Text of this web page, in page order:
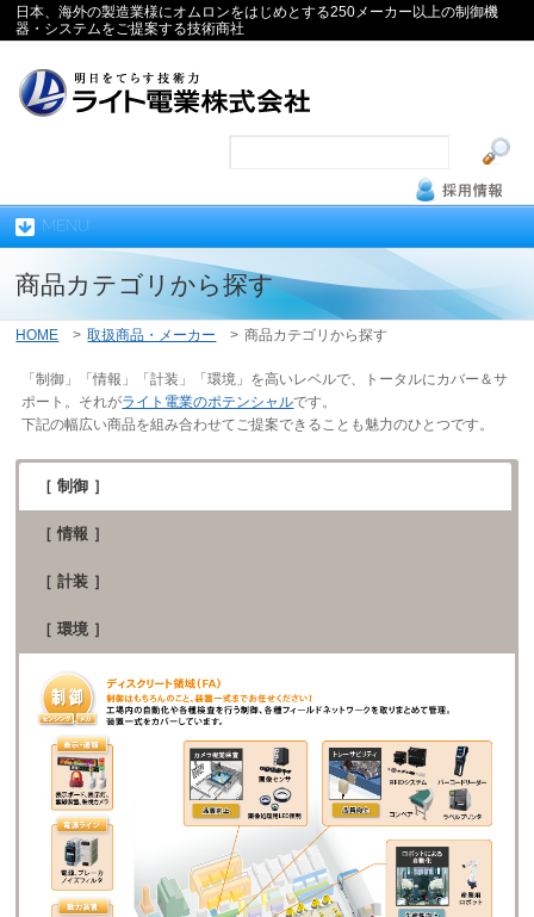
日本、海外の製造業様にオムロンをはじめとする250メーカー以上の制御機
器・システムをご提案する技術商社
MENU
商品カテゴリから探す
HOME > 取扱商品・メーカー > 商品カテゴリから探す
「制御」「情報」「計装」「環境」を高いレベルで、トータルにカバー＆サ
ポート。それがライト電業のポテンシャルです。
下記の幅広い商品を組み合わせてご提案できることも魅力のひとつです。
［ 制御 ］
［ 情報 ］
［ 計装 ］
［ 環境 ］